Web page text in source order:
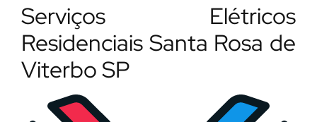
Serviços Elétricos
Residenciais Santa Rosa de
Viterbo SP